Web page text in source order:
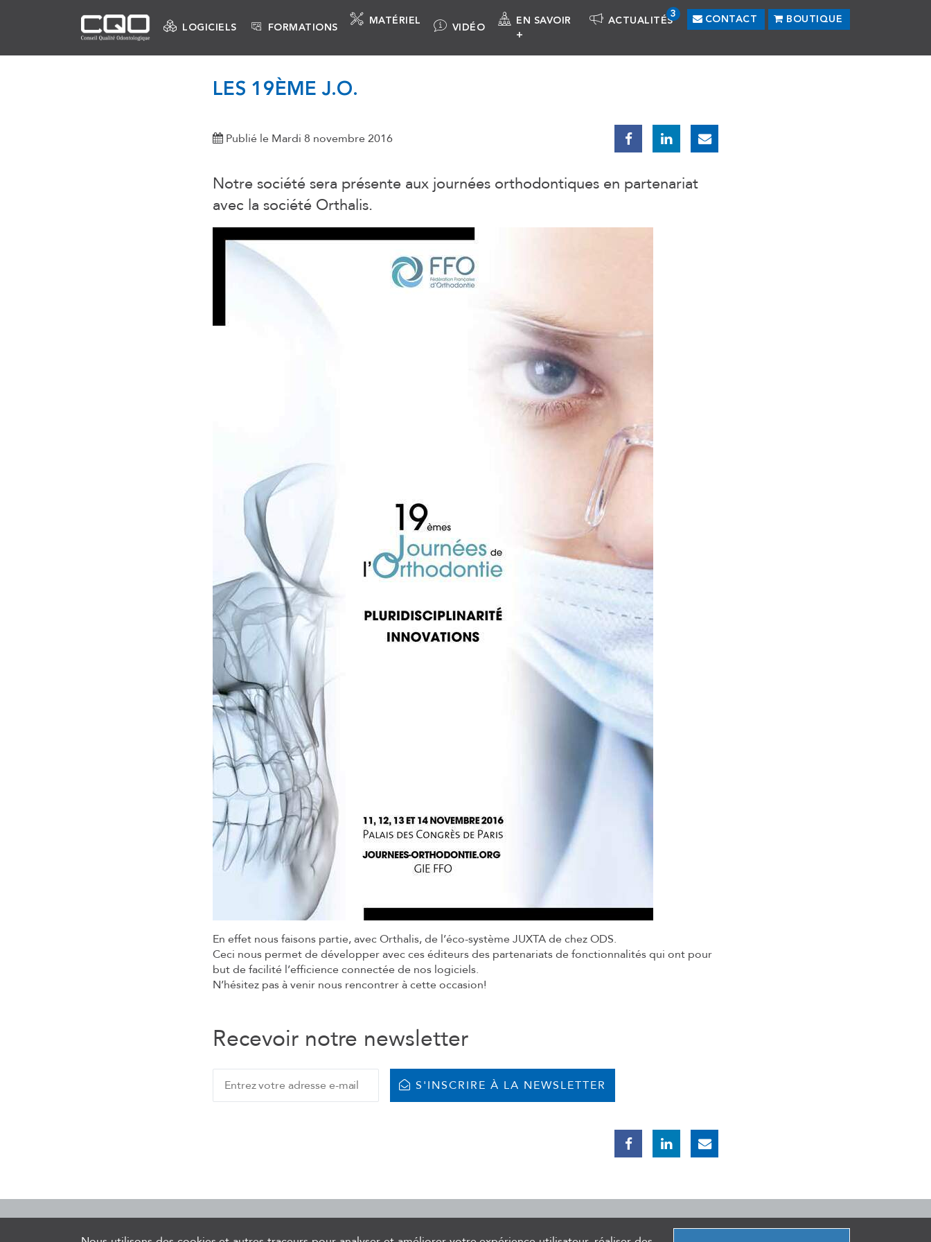
LES 19ÈME J.O.
Publié le Mardi 8 novembre 2016
Notre société sera présente aux journées orthodontiques en partenariat
avec la société Orthalis.
En effet nous faisons partie, avec Orthalis, de l’éco-système JUXTA de chez ODS.
Ceci nous permet de développer avec ces éditeurs des partenariats de fonctionnalités qui ont pour
but de facilité l’efficience connectée de nos logiciels.
N’hésitez pas à venir nous rencontrer à cette occasion!
Recevoir notre newsletter
S'INSCRIRE À LA NEWSLETTER
LOGICIELS FORMATIONS
MATÉRIEL
VIDÉO
EN SAVOIR
+
ACTUALITÉS
3
CONTACT BOUTIQUE
Logiciels de traçabilité de stérilisation, logiciel de gestion de stock et formations Hygiène Asepsie